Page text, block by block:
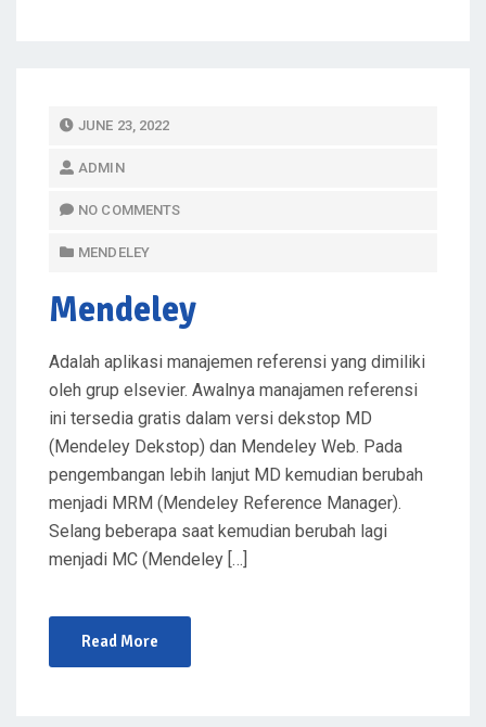
P
T
O
N
JUNE 23, 2022
ADMIN
NO COMMENTS
MENDELEY
Mendeley
Adalah aplikasi manajemen referensi yang dimiliki
oleh grup elsevier. Awalnya manajamen referensi
ini tersedia gratis dalam versi dekstop MD
(Mendeley Dekstop) dan Mendeley Web. Pada
pengembangan lebih lanjut MD kemudian berubah
menjadi MRM (Mendeley Reference Manager).
Selang beberapa saat kemudian berubah lagi
menjadi MC (Mendeley […]
Read More